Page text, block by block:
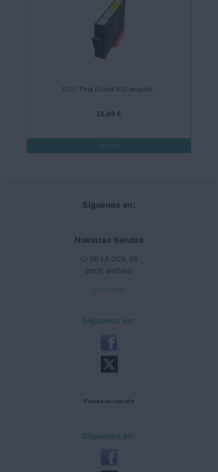
515Y Tinta EcoInk 935 amarillo..
15,00 €
Ver más
Síguenos en:
Nuestras tiendas
C/ DE LA OCA, 88
28025 MADRID
Localízanos
Síguenos en:
Prueba de tamaño
Síguenos en: